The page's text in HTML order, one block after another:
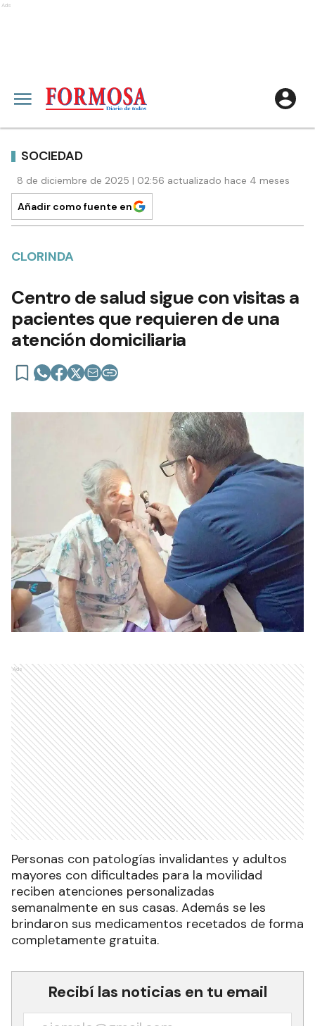
Ads
SOCIEDAD
8 de diciembre de 2025 | 02:56 actualizado hace 4 meses
Añadir como fuente en
CLORINDA
Centro de salud sigue con visitas a
pacientes que requieren de una
atención domiciliaria
Ads
Personas con patologías invalidantes y adultos
mayores con dificultades para la movilidad
reciben atenciones personalizadas
semanalmente en sus casas. Además se les
brindaron sus medicamentos recetados de forma
completamente gratuita.
Recibí las noticias en tu email